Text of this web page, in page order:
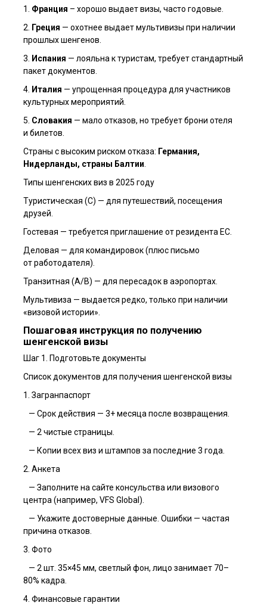
1. Франция – хорошо выдает визы, часто годовые.
2.
Греция — охотнее выдает мультивизы при наличии
прошлых шенгенов.
3.
Испания — лояльна к туристам, требует стандартный
пакет документов.
4. Италия — упрощенная процедура для участников
культурных мероприятий.
5. Словакия — мало отказов, но требует брони отеля
и билетов.
Страны с высоким риском отказа: Германия,
Нидерланды, страны Балтии
Типы шенгенских виз в 2025 году
Туристическая (С) — для путешествий, посещения
друзей.
Гостевая — требуется приглашение от резидента ЕС.
Деловая — для командировок (плюс письмо
от работодателя).
Транзитная (A/B) — для пересадок в аэропортах.
Мультивиза — выдается редко, только при наличии
«визовой истории».
Пошаговая инструкция по получению
шенгенской визы
Шаг 1. Подготовьте документы
Список документов для получения шенгенской визы
1. Загранпаспорт
— Срок действия — 3+ месяца после возвращения.
— 2 чистые страницы.
— Копии всех виз и штампов за последние 3 года.
2. Анкета
— Заполните на сайте консульства или визового
центра (например, VFS Global).
— Укажите достоверные данные. Ошибки — частая
причина отказов.
3. Фото
— 2 шт. 35×45 мм, светлый фон, лицо занимает 70–
80% кадра.
4. Финансовые гарантии